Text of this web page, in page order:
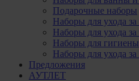
Подарочные наборы
Наборы для ухода
Наборы для ухода за
Наборы для гигиены
Наборы для ухода
Предложения
АУТЛЕТ